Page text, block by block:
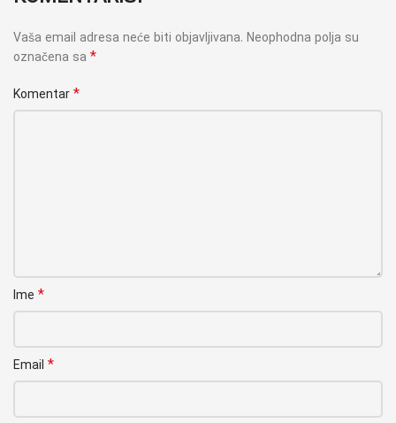
Vaša email adresa neće biti objavljivana. Neophodna polja su
označena sa *
Komentar *
Ime *
Email *